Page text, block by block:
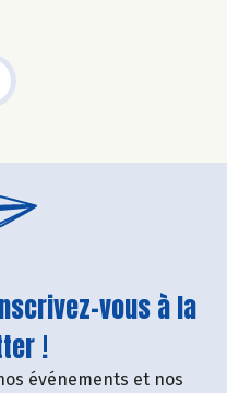
vous à la
!
événements et nos